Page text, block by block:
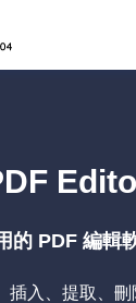
的 PDF 編輯
插入、提取、